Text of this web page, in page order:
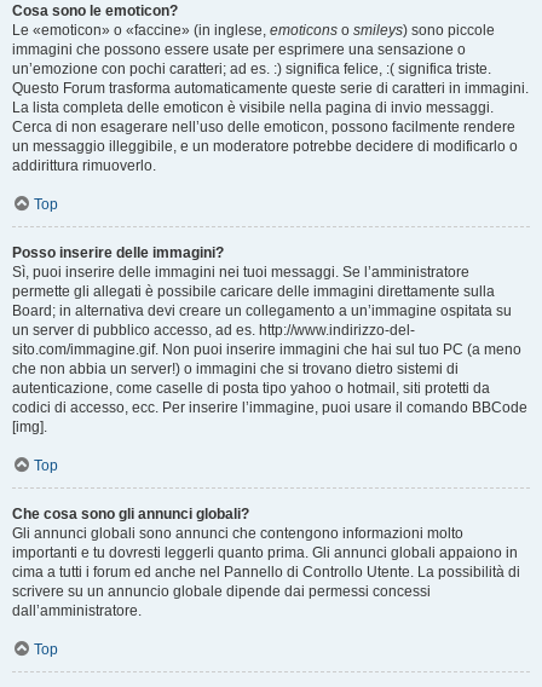
Cosa sono le emoticon?
Le «emoticon» o «faccine» (in inglese, emoticons o smileys) sono piccole
immagini che possono essere usate per esprimere una sensazione o
un’emozione con pochi caratteri; ad es. :) significa felice, :( significa triste.
Questo Forum trasforma automaticamente queste serie di caratteri in immagini.
La lista completa delle emoticon è visibile nella pagina di invio messaggi.
Cerca di non esagerare nell’uso delle emoticon, possono facilmente rendere
un messaggio illeggibile, e un moderatore potrebbe decidere di modificarlo o
addirittura rimuoverlo.
Top
Posso inserire delle immagini?
Sì, puoi inserire delle immagini nei tuoi messaggi. Se l’amministratore
permette gli allegati è possibile caricare delle immagini direttamente sulla
Board; in alternativa devi creare un collegamento a un’immagine ospitata su
un server di pubblico accesso, ad es. http://www.indirizzo-del-
sito.com/immagine.gif. Non puoi inserire immagini che hai sul tuo PC (a meno
che non abbia un server!) o immagini che si trovano dietro sistemi di
autenticazione, come caselle di posta tipo yahoo o hotmail, siti protetti da
codici di accesso, ecc. Per inserire l’immagine, puoi usare il comando BBCode
[img].
Top
Che cosa sono gli annunci globali?
Gli annunci globali sono annunci che contengono informazioni molto
importanti e tu dovresti leggerli quanto prima. Gli annunci globali appaiono in
cima a tutti i forum ed anche nel Pannello di Controllo Utente. La possibilità di
scrivere su un annuncio globale dipende dai permessi concessi
dall’amministratore.
Top